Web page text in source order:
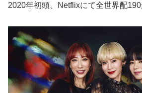
2020年初頭、Netflixにて全世界配